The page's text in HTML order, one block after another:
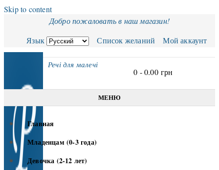
Skip to content
Добро пожаловать в наш магазин!
Язык
Список желаний Мой аккаунт
Речі для малечі
0 -0.00 грн
МЕНЮ
Главная
Младенцам (0-3 года)
Девочка (2-12 лет)